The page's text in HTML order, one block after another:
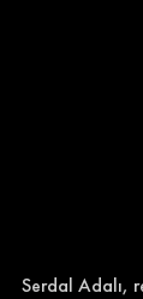
Serdal Adalı,